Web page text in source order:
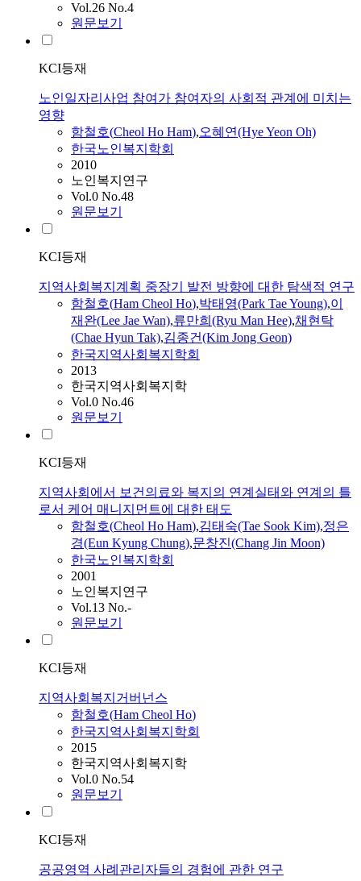
Vol.26 No.4
원문보기
KCI등재
노인일자리사업 참여가 참여자의 사회적 관계에 미치는
영향
함철호(Cheol Ho Ham),오혜연(Hye Yeon Oh)
한국노인복지학회
2010
노인복지연구
Vol.0 No.48
원문보기
KCI등재
지역사회복지계획 중장기 발전 방향에 대한 탐색적 연구
함철호(Ham Cheol Ho),박태영(Park Tae Young),이
재완(Lee Jae Wan),류만희(Ryu Man Hee),채현탁
(Chae Hyun Tak),김종건(Kim Jong Geon)
한국지역사회복지학회
2013
한국지역사회복지학
Vol.0 No.46
원문보기
KCI등재
지역사회에서 보건의료와 복지의 연계실태와 연계의 틀
로서 케어 매니지먼트에 대한 태도
함철호(Cheol Ho Ham),김태숙(Tae Sook Kim),정은
경(Eun Kyung Chung),문창진(Chang Jin Moon)
한국노인복지학회
2001
노인복지연구
Vol.13 No.-
원문보기
KCI등재
지역사회복지거버넌스
함철호(Ham Cheol Ho)
한국지역사회복지학회
2015
한국지역사회복지학
Vol.0 No.54
원문보기
KCI등재
공공영역 사례관리자들의 경험에 관한 연구